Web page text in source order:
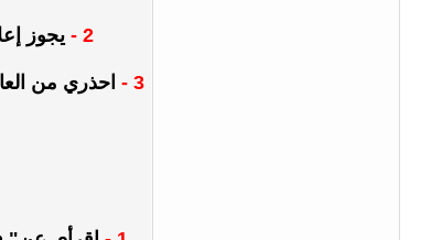
2 - يجوز
3 -
احذري من